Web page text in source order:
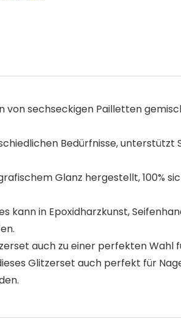
von sechseckigen Pailletten
Bedürfnisse, unterstützt
Glanz hergestellt, 100%
kann in Epoxidharzkunst,
auch zu einer perfekten Wahl
Glitzerset auch perfekt für